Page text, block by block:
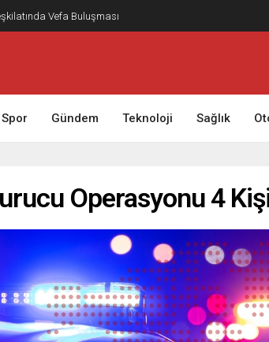
Vefa Buluşması
Spor Gündem Teknoloji Sağlık
Operasyonu 4